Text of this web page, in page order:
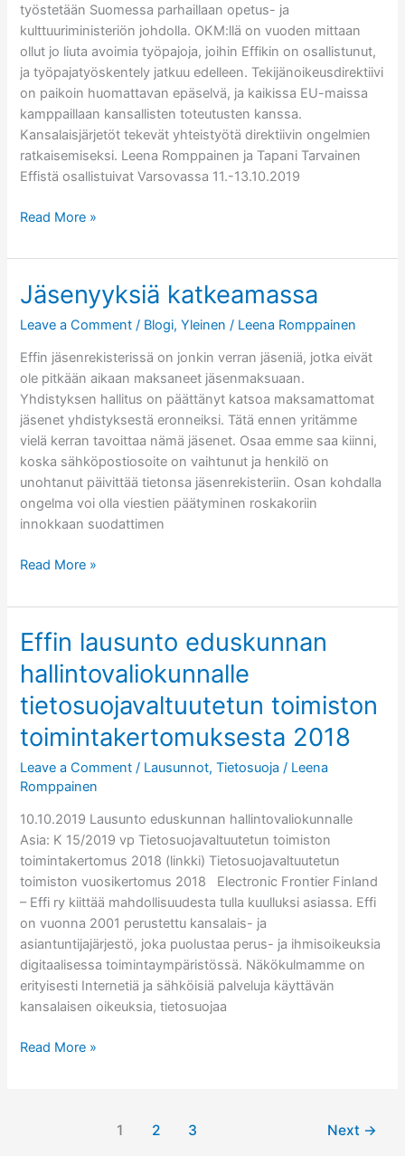
työstetään Suomessa parhaillaan opetus- ja
kulttuuriministeriön johdolla. OKM:llä on vuoden mittaan
ollut jo liuta avoimia työpajoja, joihin Effikin on osallistunut,
ja työpajatyöskentely jatkuu edelleen. Tekijänoikeusdirektiivi
on paikoin huomattavan epäselvä, ja kaikissa EU-maissa
kamppaillaan kansallisten toteutusten kanssa.
Kansalaisjärjetöt tekevät yhteistyötä direktiivin ongelmien
ratkaisemiseksi. Leena Romppainen ja Tapani Tarvainen
Effistä osallistuivat Varsovassa 11.-13.10.2019
Copyright
Varsovassa
Read More »
Jäsenyyksiä katkeamassa
Leave a Comment / Blogi,Yleinen / Leena Romppainen
Effin jäsenrekisterissä on jonkin verran jäseniä, jotka eivät
ole pitkään aikaan maksaneet jäsenmaksuaan.
Yhdistyksen hallitus on päättänyt katsoa maksamattomat
jäsenet yhdistyksestä eronneiksi. Tätä ennen yritämme
vielä kerran tavoittaa nämä jäsenet. Osaa emme saa kiinni,
koska sähköpostiosoite on vaihtunut ja henkilö on
unohtanut päivittää tietonsa jäsenrekisteriin. Osan kohdalla
ongelma voi olla viestien päätyminen roskakoriin
innokkaan suodattimen
Jäsenyyksiä
Read More »
Effin lausunto eduskunnan
hallintovaliokunnalle
tietosuojavaltuutetun toimiston
toimintakertomuksesta 2018
Leave a Comment / Lausunnot,Tietosuoja / Leena
Romppainen
10.10.2019 Lausunto eduskunnan hallintovaliokunnalle
Asia: K 15/2019 vp Tietosuojavaltuutetun toimiston
toimintakertomus 2018 (linkki) Tietosuojavaltuutetun
toimiston vuosikertomus 2018 Electronic Frontier Finland
– Effi ry kiittää mahdollisuudesta tulla kuulluksi asiassa. Effi
on vuonna 2001 perustettu kansalais- ja
asiantuntijajärjestö, joka puolustaa perus- ja ihmisoikeuksia
digitaalisessa toimintaympäristössä. Näkökulmamme on
erityisesti Internetiä ja sähköisiä palveluja käyttävän
kansalaisen oikeuksia, tietosuojaa
Effin
tietosuojavaltuutetun
Read More »
1 2 3 Next →